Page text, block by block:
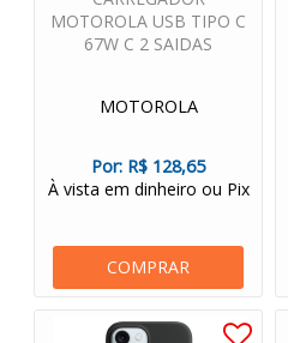
MOTOROLA USB TIPO C
67W C 2 SAIDAS
MOTOROLA
Por: R$ 128,65
À vista em dinheiro ou Pix
COMPRAR